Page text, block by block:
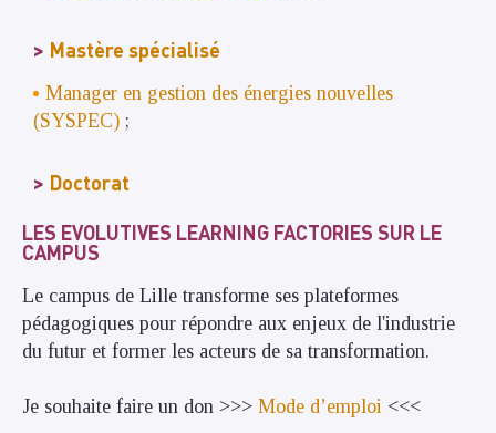
Mastère spécialisé
Manager en gestion des énergies nouvelles
(SYSPEC) ;
Doctorat
LES EVOLUTIVES LEARNING FACTORIES SUR LE
CAMPUS
Le campus de Lille transforme ses plateformes
pédagogiques pour répondre aux enjeux de l'industrie
du futur et former les acteurs de sa transformation.
Je souhaite faire un don >>> Mode d’emploi <<<